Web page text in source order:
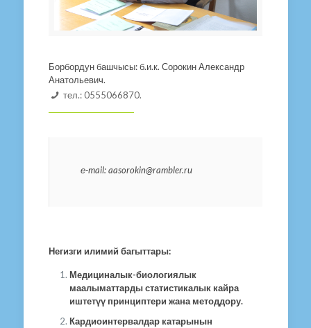
Борбордун башчысы: б.и.к. Сорокин Александр
Анатольевич.
тел.: 0555066870.
е-mail: aasorokin@rambler.ru
Негизги илимий багыттары:
Медициналык-биологиялык
маалыматтарды статистикалык кайра
иштетүү принциптери жана методдору.
Кардиоинтервалдар катарынын